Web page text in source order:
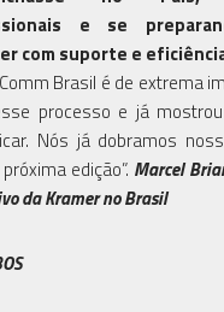
e se
com suporte e
Brasil é de extrema
processo e já
Nós já dobramos
edição”. Marcel
da Kramer no Brasil